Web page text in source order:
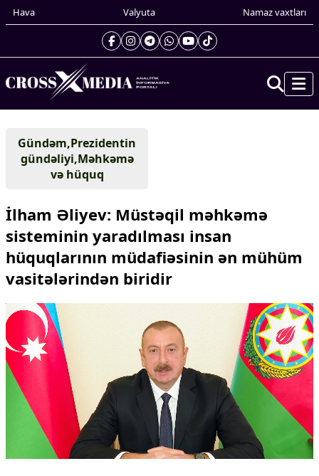
Hava Valyuta Namaz vaxtları
Gündəm
Dünya
Cənubi Qafqaz
Türk Dünyası
Yaxın Şərq
Avropa
Amerika
Asiya
Afrika
Çarpaz baxış
Təhlil
Geosiyasi
İqtisadi
Sosioloji
Araşdırma
Multimedia
Gündəm,Prezidentin
gündəliyi,Məhkəmə
və hüquq
İlham Əliyev: Müstəqil məhkəmə
sisteminin yaradılması insan
hüquqlarının müdafiəsinin ən mühüm
vasitələrindən biridir